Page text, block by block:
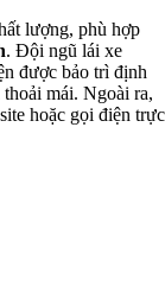
lượng, phù hợp
. Đội ngũ lái xe
được bảo trì định
mái. Ngoài ra,
hoặc gọi điện trực